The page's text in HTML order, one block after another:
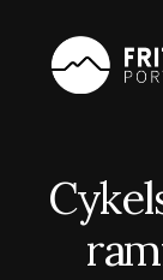
content